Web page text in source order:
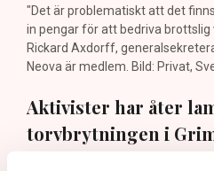
"Det är problematiskt att det
in pengar för att bedriva
Rickard Axdorff,
Neova är medlem. Bild: Privat,
Aktivister har åter
torvbrytningen i
gången genom att